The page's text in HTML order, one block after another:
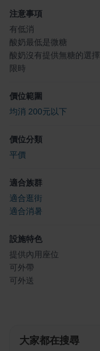
注意事項
有低消
酸奶最低是微糖
酸奶沒有提供無糖的選擇
限時
價位範圍
均消 200元以下
價位分類
平價
適合族群
適合逛街
適合消暑
設施特色
提供內用座位
可外帶
可外送
大家都在搜尋